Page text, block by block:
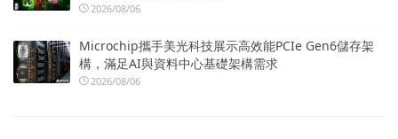
2026/08/06
Microchip攜手美光科技展示高效能PCIe Gen6儲存架
構，滿足AI與資料中心基礎架構需求
2026/08/06